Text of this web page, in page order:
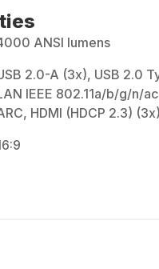
ANSI lumens
2.0-A (3x), USB 2.0
IEEE 802.11a/b/g/n/
HDMI (HDCP 2.3) (3x)